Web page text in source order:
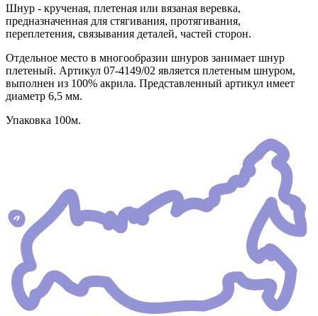
Шнур - крученая, плетеная или вязаная веревка,
предназначенная для стягивания, протягивания,
переплетения, связывания деталей, частей сторон.
Отдельное место в многообразии шнуров занимает шнур
плетеный. Артикул 07-4149/02 является плетеным шнуром,
выполнен из 100% акрила. Представленный артикул имеет
диаметр 6,5 мм.
Упаковка 100м.